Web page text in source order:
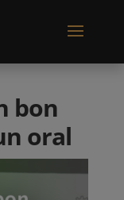
bon
oral